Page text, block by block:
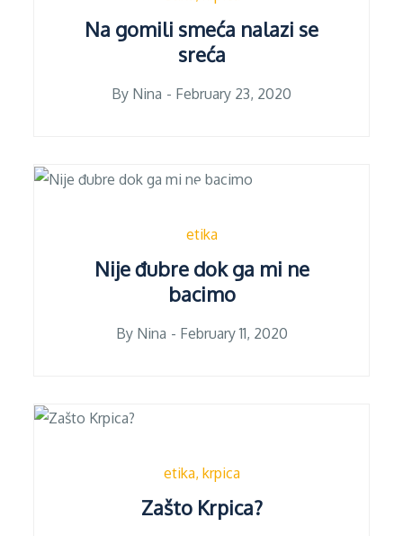
Na gomili smeća nalazi se
sreća
By Nina
Posted
February 23, 2020
etika
Nije đubre dok ga mi ne
bacimo
By Nina Posted
February 11, 2020
etika krpica
Zašto Krpica?